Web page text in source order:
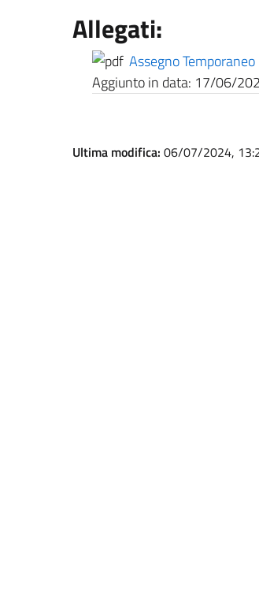
Allegati:
Assegno
Aggiunto in data: 17/06/
Ultima modifica: 06/07/2024,